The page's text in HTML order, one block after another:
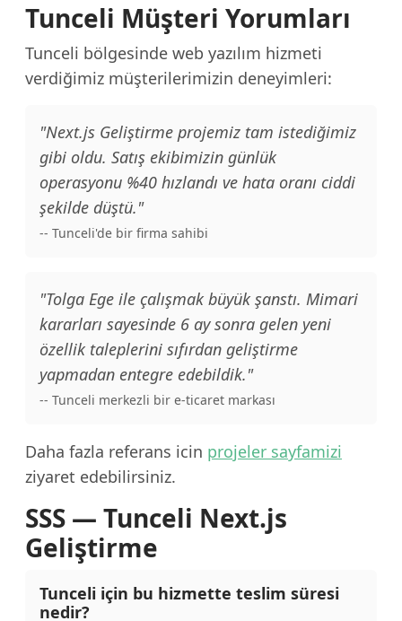
Tunceli Müşteri Yorumları
Tunceli bölgesinde web yazılım hizmeti
verdiğimiz müşterilerimizin deneyimleri:
"Next.js Geliştirme projemiz tam istediğimiz
gibi oldu. Satış ekibimizin günlük
operasyonu %40 hızlandı ve hata oranı ciddi
şekilde düştü."
-- Tunceli'de bir firma sahibi
"Tolga Ege ile çalışmak büyük şanstı. Mimari
kararları sayesinde 6 ay sonra gelen yeni
özellik taleplerini sıfırdan geliştirme
yapmadan entegre edebildik."
-- Tunceli merkezli bir e-ticaret markası
Daha fazla referans icin projeler sayfamizi
ziyaret edebilirsiniz.
SSS — Tunceli Next.js
Geliştirme
Tunceli için bu hizmette teslim süresi
nedir?